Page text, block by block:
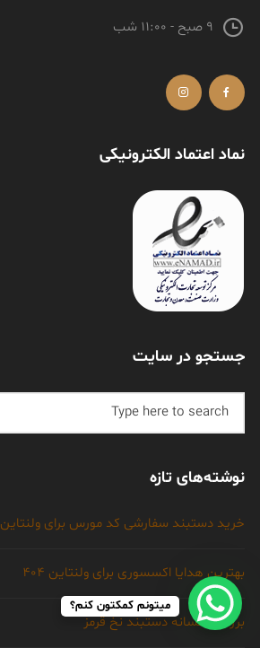
9 صبح - 11:00 شب
نماد اعتماد الکترونیکی
جستجو در سایت
نوشته‌های تازه
خرید دستبند سفارشی کد مورس برای ولنتاین 404
بهترین هدایا اکسسوری برای ولنتاین 404
بررسی افسانه دستبند نخ قرمز
میتونم کمکتون کنم؟